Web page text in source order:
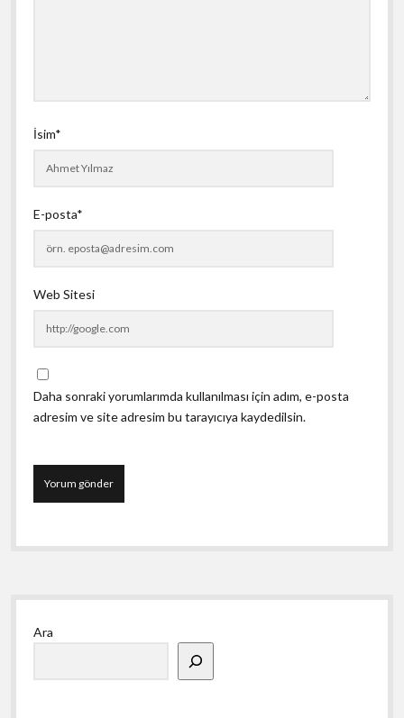
İsim*
E-posta*
Web Sitesi
Daha sonraki yorumlarımda kullanılması için adım, e-posta
adresim ve site adresim bu tarayıcıya kaydedilsin.
Yan
Menü
Ara